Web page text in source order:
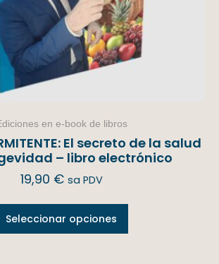
en e-book de libros
El secreto de la salud
– libro electrónico
19,90 € sa PDV
Seleccionar opciones